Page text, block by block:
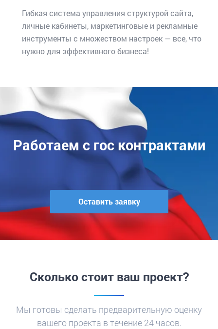
Гибкая система управления структурой сайта,
личные кабинеты, маркетинговые и рекламные
инструменты с множеством настроек — все, что
нужно для эффективного бизнеса!
Работаем с гос контрактами
Оставить заявку
Сколько стоит ваш проект?
Мы готовы сделать предварительную оценку
вашего проекта в течение 24 часов.